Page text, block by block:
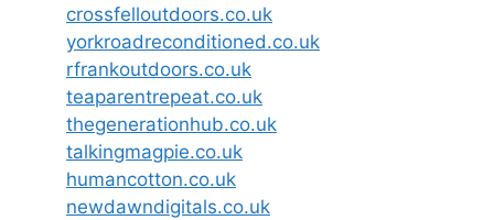
crossfelloutdoors.co.uk
yorkroadreconditioned.co.uk
rfrankoutdoors.co.uk
teaparentrepeat.co.uk
thegenerationhub.co.uk
talkingmagpie.co.uk
humancotton.co.uk
newdawndigitals.co.uk